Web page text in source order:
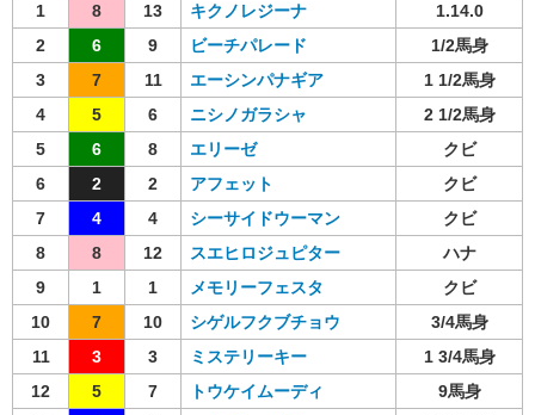
1 8 13 キクノレジーナ
1.14.0
2
6 9 ビーチパレード
1/2馬身
3
7 11 エーシンパナギア
1 1/2馬身
4
5 6 ニシノガラシャ
2 1/2馬身
5
6 8 エリーゼ
クビ
6
2 2 アフェット
クビ
7
4 4 シーサイドウーマン
クビ
8
8 12 スエヒロジュピター
ハナ
9
1 1 メモリーフェスタ
クビ
10
7 10 シゲルフクブチョウ
3/4馬身
11
3 3 ミステリーキー
1 3/4馬身
12
5 7 トウケイムーディ
9馬身